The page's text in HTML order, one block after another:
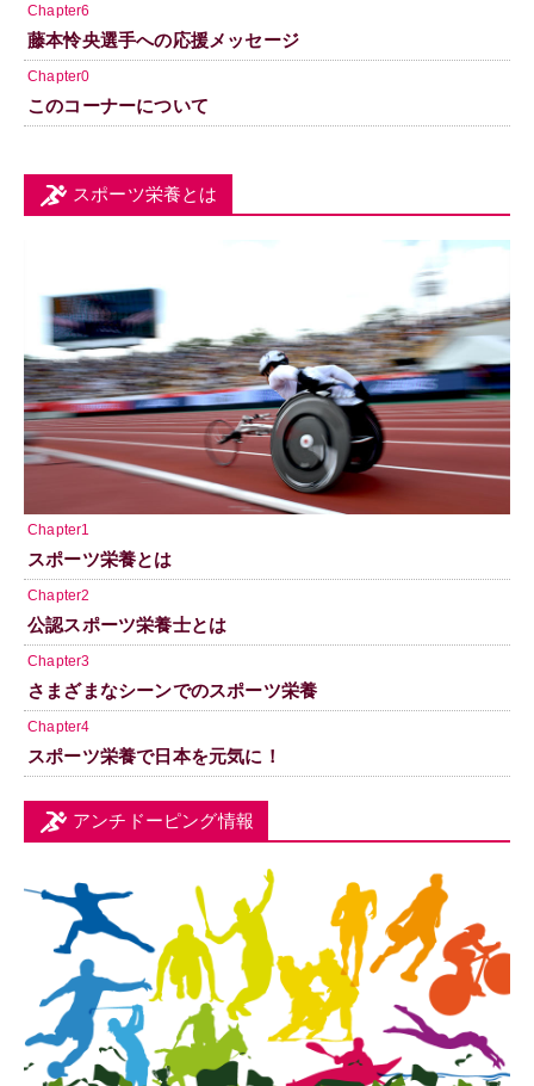
Chapter6
藤本怜央選手への応援メッセージ
Chapter0
このコーナーについて
スポーツ栄養とは
Chapter1
スポーツ栄養とは
Chapter2
公認スポーツ栄養士とは
Chapter3
さまざまなシーンでのスポーツ栄養
Chapter4
スポーツ栄養で日本を元気に！
アンチドーピング情報